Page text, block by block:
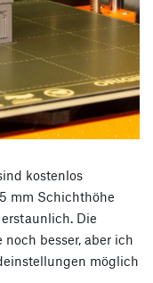
kostenlos
mm Schichthöhe
Die
besser, aber ich
möglich